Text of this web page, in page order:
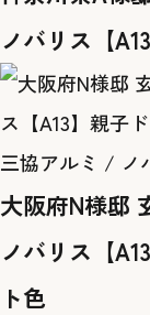
ノバリス【
三協アルミ / ノ
大阪府N様邸
ノバリス【
ト色